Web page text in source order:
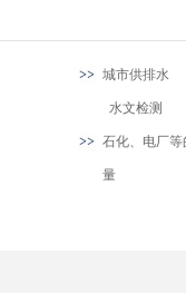
备 城市
水文检测
泊 石化、电厂
量